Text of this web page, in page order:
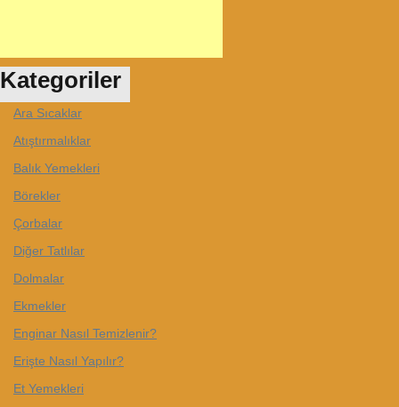
Kategoriler
Ara Sıcaklar
Atıştırmalıklar
Balık Yemekleri
Börekler
Çorbalar
Diğer Tatlılar
Dolmalar
Ekmekler
Enginar Nasıl Temizlenir?
Erişte Nasıl Yapılır?
Et Yemekleri